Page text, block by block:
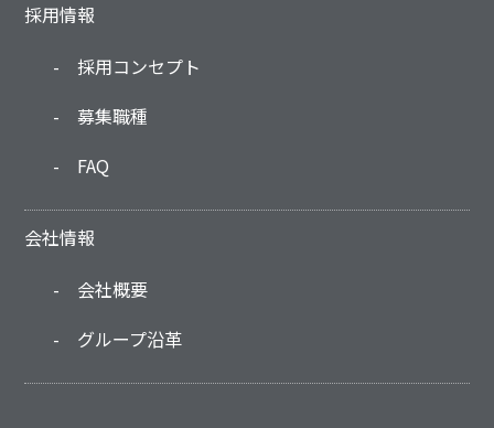
採用情報
採用コンセプト
募集職種
FAQ
会社情報
会社概要
グループ沿革